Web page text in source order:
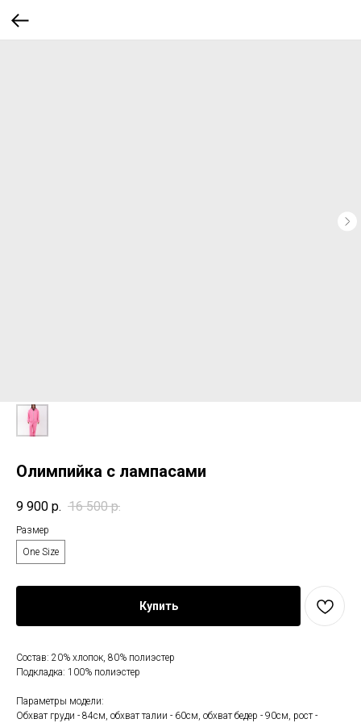
Олимпийка с лампасами
9 900 р. 16 500 р.
Размер
One Size
Купить
Состав: 20% хлопок, 80% полиэстер
Подкладка: 100% полиэстер
Параметры модели:
Обхват груди - 84см, обхват талии - 60см, обхват бедер - 90см, рост -